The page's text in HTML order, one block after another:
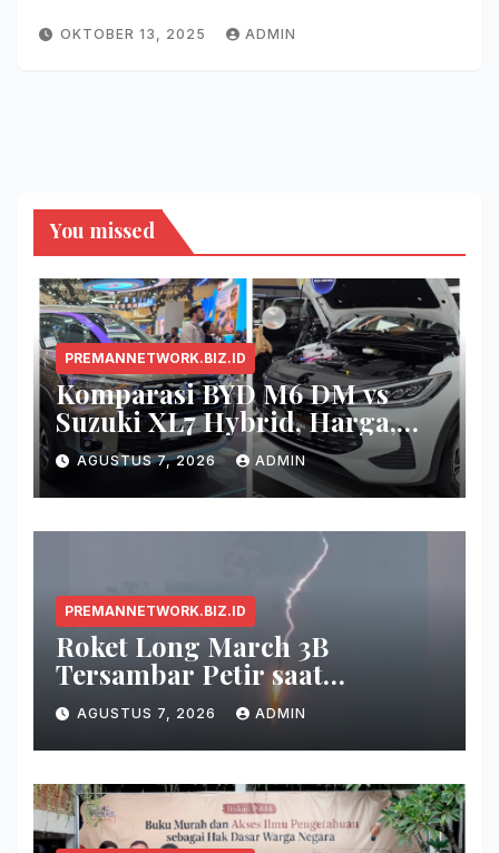
OKTOBER 13, 2025 ADMIN
You missed
PREMANNETWORK.BIZ.ID
Komparasi BYD M6 DM vs
Suzuki XL7 Hybrid, Harga,
Fitur, dan Seberapa Irit?
AGUSTUS 7, 2026 ADMIN
PREMANNETWORK.BIZ.ID
Roket Long March 3B
Tersambar Petir saat
Meluncur, Misi Tetap Berhasil
AGUSTUS 7, 2026 ADMIN